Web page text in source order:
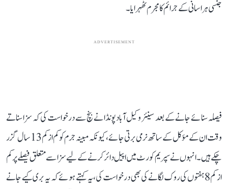
جنسی ہراسانی کے جرائم کا مجرم ٹھہرایا۔
ADVERTISEMENT
فیصلہ سنائے جانے کے بعد سینئر وکیل آباد پونڈا نے بنچ سے درخواست کی کہ سزا سناتے
وقت ان کے مؤکل کے ساتھ نرمی برتی جائے، کیونکہ مبینہ جرم کو کم از کم 13 سال گزر
چکے ہیں۔ انہوں نے سپریم کورٹ میں اپیل دائر کرنے کے لیے سزا سے متعلق فیصلے پر کم
از کم 8 ہفتوں کی روک لگانے کی بھی درخواست کی، یہ کہتے ہوئے کہ یہ بری کیے جانے